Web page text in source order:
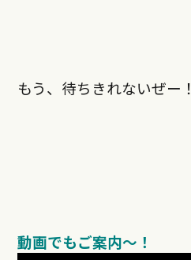
もう、待ちきれないぜー！
動画でもご案内〜！